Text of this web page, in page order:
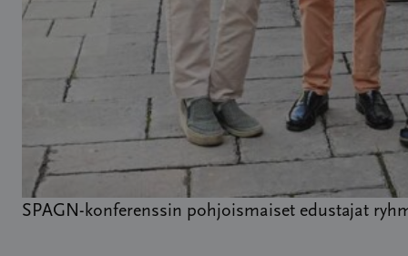
SPAGN-konferenssin pohjoismaiset edustajat